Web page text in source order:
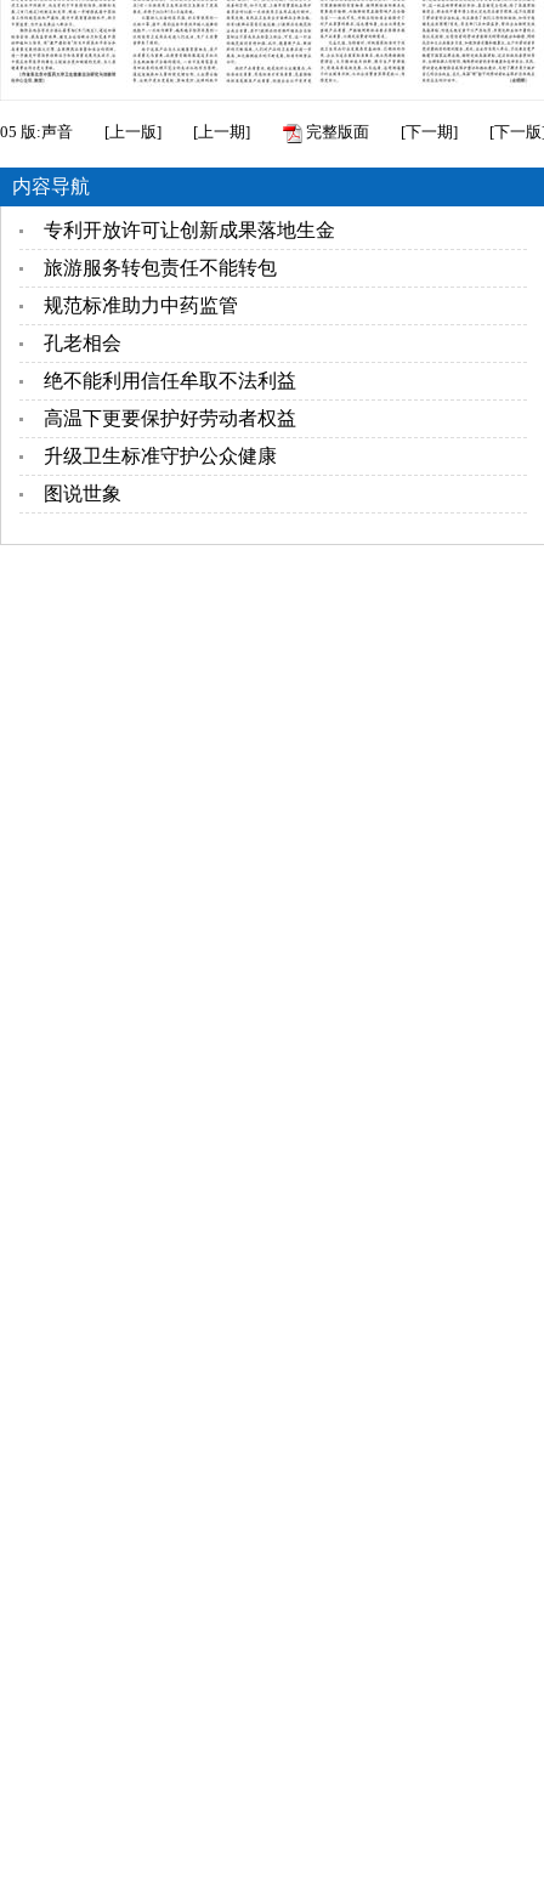
05 版:声音 [上一版] [上一期] 完整版面 [下一期] [下一版
内容导航
专利开放许可让创新成果落地生金
旅游服务转包责任不能转包
规范标准助力中药监管
孔老相会
绝不能利用信任牟取不法利益
高温下更要保护好劳动者权益
升级卫生标准守护公众健康
图说世象